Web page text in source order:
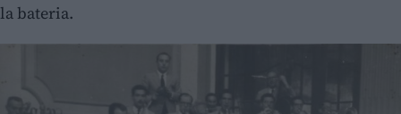
la bateria.